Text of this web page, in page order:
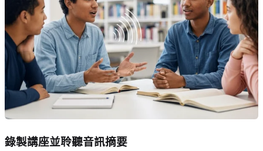
錄製講座並聆聽音訊摘要